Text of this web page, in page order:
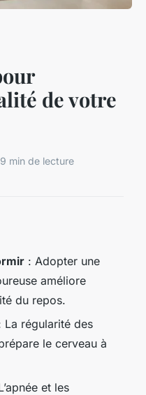
de votre
9 min de lecture
: Adopter une
améliore
du repos.
La régularité des
le cerveau à
et les